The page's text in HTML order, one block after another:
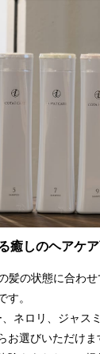
癒しのヘアケ
髪の状態に合わ
す。
ネロリ、ジャス
お選びいただけ